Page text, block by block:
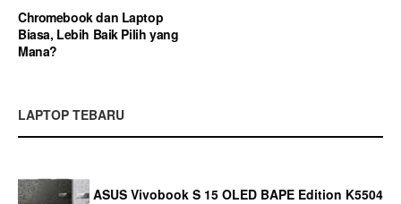
Chromebook dan Laptop
Biasa, Lebih Baik Pilih yang
Mana?
LAPTOP TEBARU
ASUS Vivobook S 15 OLED BAPE Edition K5504